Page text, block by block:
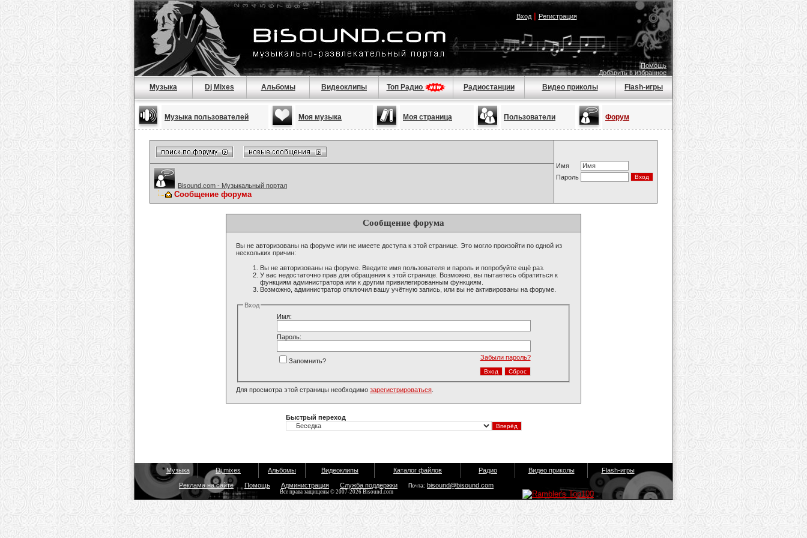
Вход| Регистрация
Помощь
Добавить в избранное
Музыка Dj Mixes Альбомы Видеоклипы Топ Радио Радиостанции Видео приколы Flash-игры
Музыка пользователей Моя музыка Моя страница Пользователи Форум
Имя
Пароль
Bisound.com - Музыкальный портал
Сообщение форума
Сообщение форума
Вы не авторизованы на форуме или не имеете доступа к этой странице. Это могло произойти по одной из
нескольких причин:
Вы не авторизованы на форуме. Введите имя пользователя и пароль и попробуйте ещё раз.
У вас недостаточно прав для обращения к этой странице. Возможно, вы пытаетесь обратиться к
функциям администратора или к другим привилегированным функциям.
Возможно, администратор отключил вашу учётную запись, или вы не активированы на форуме.
Вход
Имя:
Пароль:
Забыли пароль?
Запомнить?
Для просмотра этой страницы необходимо зарегистрироваться
Быстрый переход
Музыка Dj mixes Альбомы Видеоклипы Каталог файлов Радио Видео приколы Flash-игры
Реклама на сайте Помощь Администрация Служба поддержки Почта: bisound@bisound.com
Все права защищены © 2007-2026 Bisound.com